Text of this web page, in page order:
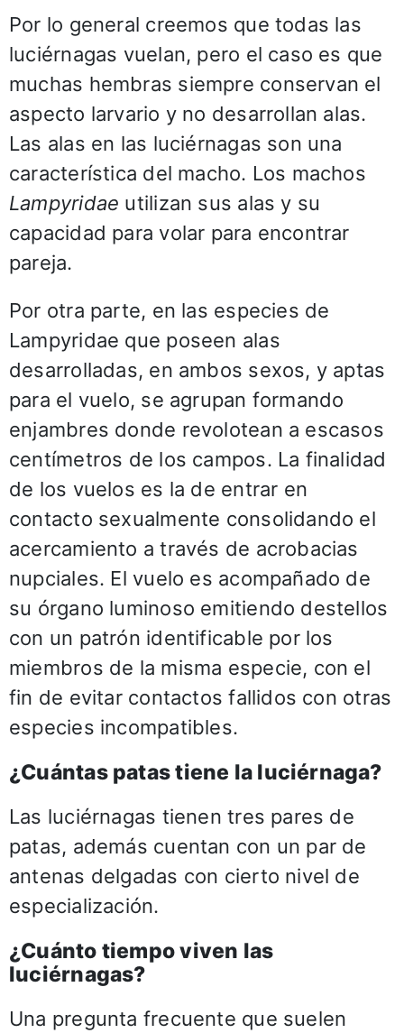
Por lo general creemos que todas las
luciérnagas vuelan, pero el caso es que
muchas hembras siempre conservan el
aspecto larvario y no desarrollan alas.
Las alas en las luciérnagas son una
característica del macho. Los machos
Lampyridae utilizan sus alas y su
capacidad para volar para encontrar
pareja.
Por otra parte, en las especies de
Lampyridae que poseen alas
desarrolladas, en ambos sexos, y aptas
para el vuelo, se agrupan formando
enjambres donde revolotean a escasos
centímetros de los campos. La finalidad
de los vuelos es la de entrar en
contacto sexualmente consolidando el
acercamiento a través de acrobacias
nupciales. El vuelo es acompañado de
su órgano luminoso emitiendo destellos
con un patrón identificable por los
miembros de la misma especie, con el
fin de evitar contactos fallidos con otras
especies incompatibles.
¿Cuántas patas tiene la luciérnaga?
Las luciérnagas tienen tres pares de
patas, además cuentan con un par de
antenas delgadas con cierto nivel de
especialización.
¿Cuánto tiempo viven las
luciérnagas?
Una pregunta frecuente que suelen